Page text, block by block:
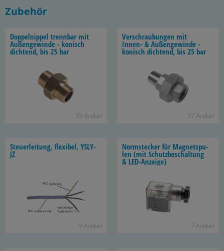
Zubehör
Dop­pel­nip­pel trenn­bar mit
Au­ßen­ge­win­de - ko­nisch
dich­tend, bis 25 bar
35 Ar­ti­kel
Ver­schrau­bun­gen mit
Innen-​ & Au­ßen­ge­win­de -
ko­nisch dich­tend, bis 25 bar
37 Ar­ti­kel
Steu­er­lei­tung, fle­xi­bel, YSLY-​
JZ
9 Ar­ti­kel
Norm­ste­cker für Ma­gnet­spu­
len (mit Schutz­be­schal­tung
& LED-​Anzeige)
7 Ar­ti­kel